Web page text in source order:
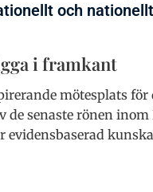
och
i framkant
mötesplats
de senaste rönen